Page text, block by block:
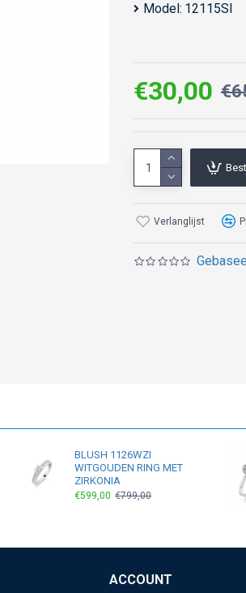
Model: 12115SI
€30,00
Verlanglijst
BLUSH 1126WZI
WITGOUDEN RING MET
ZIRKONIA
€599,00 €799,00
ACCOUNT